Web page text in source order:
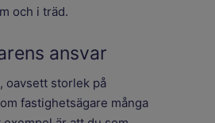
och i träd.
ansvar
oavsett storlek på
fastighetsägare många